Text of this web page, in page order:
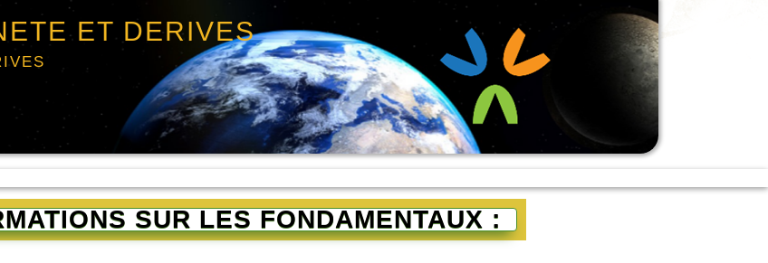
ET DERIVES
SUR LES FONDAMENTAUX :